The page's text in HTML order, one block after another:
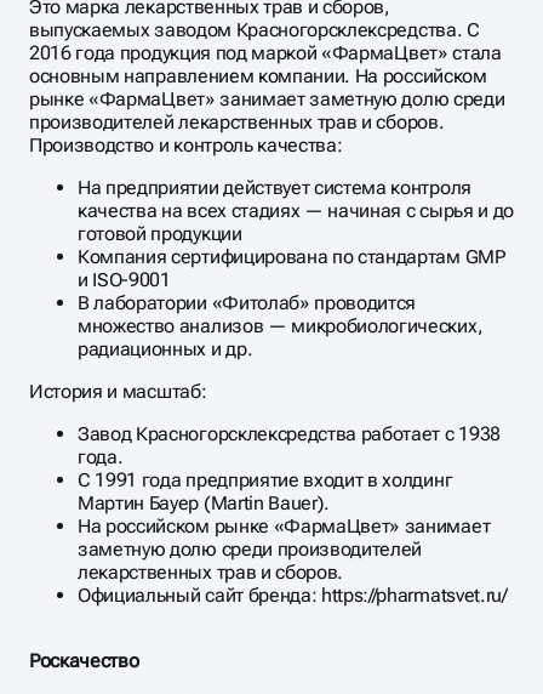
Это марка лекарственных трав и сборов,
выпускаемых заводом Красногорсклексредства. С
2016 года продукция под маркой «ФармаЦвет» стала
основным направлением компании. На российском
рынке «ФармаЦвет» занимает заметную долю среди
производителей лекарственных трав и сборов.
Производство и контроль качества:
На предприятии действует система контроля
качества на всех стадиях — начиная с сырья и до
готовой продукции
Компания сертифицирована по стандартам GMP
и ISO-9001
В лаборатории «Фитолаб» проводится
множество анализов — микробиологических,
радиационных и др.
История и масштаб:
Завод Красногорсклексредства работает с 1938
года.
С 1991 года предприятие входит в холдинг
Мартин Бауер (Martin Bauer).
На российском рынке «ФармаЦвет» занимает
заметную долю среди производителей
лекарственных трав и сборов.
Официальный сайт бренда: https://pharmatsvet.ru/
Роскачество